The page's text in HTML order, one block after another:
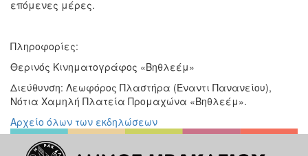
επόμενες μέρες.
Πληροφορίες:
Θερινός Κινηματογράφος «Βηθλεέμ»
Διεύθυνση: Λεωφόρος Πλαστήρα (Έναντι Πανανείου),
Νότια Χαμηλή Πλατεία Προμαχώνα «Βηθλεέμ».
Αρχείο όλων των εκδηλώσεων